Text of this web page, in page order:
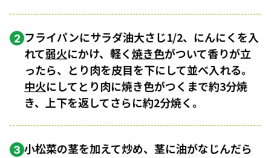
2 フライパンにサラダ油大さじ1/2、にんにくを入
れて弱火にかけ、軽く焼き色がついて香りが立
ったら、とり肉を皮目を下にして並べ入れる。
中火にしてとり肉に焼き色がつくまで約3分焼
き、上下を返してさらに約2分焼く。
3 小松菜の茎を加えて炒め、茎に油がなじんだら